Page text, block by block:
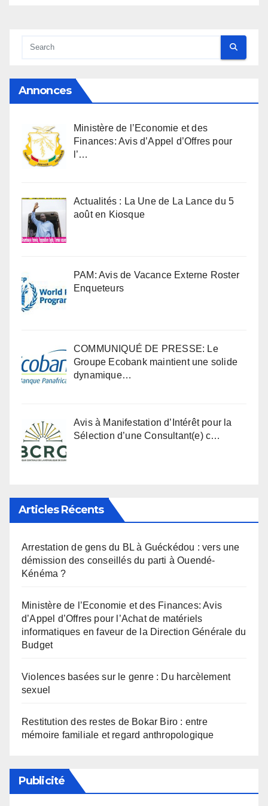
Annonces
Ministère de l’Economie et des
Finances: Avis d’Appel d’Offres pour
l’…
Actualités : La Une de La Lance du 5
août en Kiosque
PAM: Avis de Vacance Externe Roster
Enqueteurs
COMMUNIQUÉ DE PRESSE: Le
Groupe Ecobank maintient une solide
dynamique…
Avis à Manifestation d’Intérêt pour la
Sélection d’une Consultant(e) c…
Articles Récents
Arrestation de gens du BL à Guéckédou : vers une
démission des conseillés du parti à Ouendé-
Kénéma ?
Ministère de l’Economie et des Finances: Avis
d’Appel d’Offres pour l’Achat de matériels
informatiques en faveur de la Direction Générale du
Budget
Violences basées sur le genre : Du harcèlement
sexuel
Restitution des restes de Bokar Biro : entre
mémoire familiale et regard anthropologique
Publicité